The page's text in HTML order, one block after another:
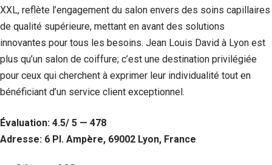
XXL, reflète l’engagement du salon envers des soins capillaires
de qualité supérieure, mettant en avant des solutions
innovantes pour tous les besoins. Jean Louis David à Lyon est
plus qu’un salon de coiffure; c’est une destination privilégiée
pour ceux qui cherchent à exprimer leur individualité tout en
bénéficiant d’un service client exceptionnel.
Évaluation: 4.5/ 5 — 478
Adresse: 6 Pl. Ampère, 69002 Lyon, France